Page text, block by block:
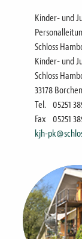
Kinder- und
Schloss
Kinder- und
Schloss
33178 Borchen
Tel.
05251
Fax
05251
kjh-